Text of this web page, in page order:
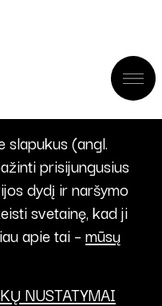
slapukus (angl.
prisijungusius
dydį ir naršymo
svetainę, kad ji
apie tai –mūsų
NUSTATYMAI